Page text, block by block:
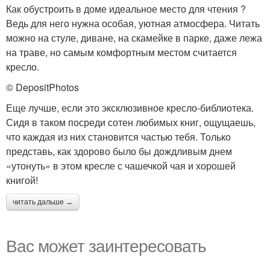
Как обустроить в доме идеальное место для чтения ?
Ведь для него нужна особая, уютная атмосфера. Читать
можно на стуле, диване, на скамейке в парке, даже лежа
на траве, но самым комфортным местом считается
кресло.
© DepositPhotos
Еще лучше, если это эксклюзивное кресло-библиотека.
Сидя в таком посреди сотен любимых книг, ощущаешь,
что каждая из них становится частью тебя. Только
представь, как здорово было бы дождливым днем
«утонуть» в этом кресле с чашечкой чая и хорошей
книгой!
читать дальше →
Вас может заинтересовать